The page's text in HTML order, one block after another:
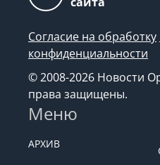
Согласие на обработку
конфиденциальности
© 2008-2026 Новости
права защищены.
Меню
АРХИВ